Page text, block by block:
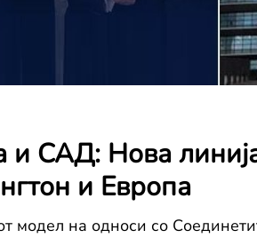
и САД: Нова
и Европа
модел на односи со